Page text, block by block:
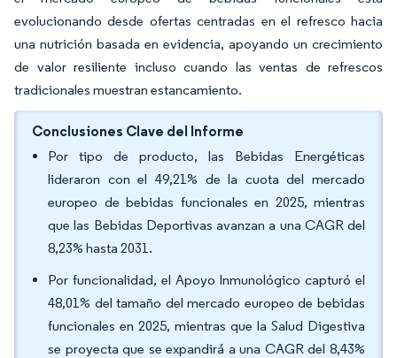
evolucionando desde ofertas centradas en el refresco hacia
una nutrición basada en evidencia, apoyando un crecimiento
de valor resiliente incluso cuando las ventas de refrescos
tradicionales muestran estancamiento.
Conclusiones Clave del Informe
Por tipo de producto, las Bebidas Energéticas
lideraron con el 49,21% de la cuota del mercado
europeo de bebidas funcionales en 2025, mientras
que las Bebidas Deportivas avanzan a una CAGR del
8,23% hasta 2031.
Por funcionalidad, el Apoyo Inmunológico capturó el
48,01% del tamaño del mercado europeo de bebidas
funcionales en 2025, mientras que la Salud Digestiva
se proyecta que se expandirá a una CAGR del 8,43%